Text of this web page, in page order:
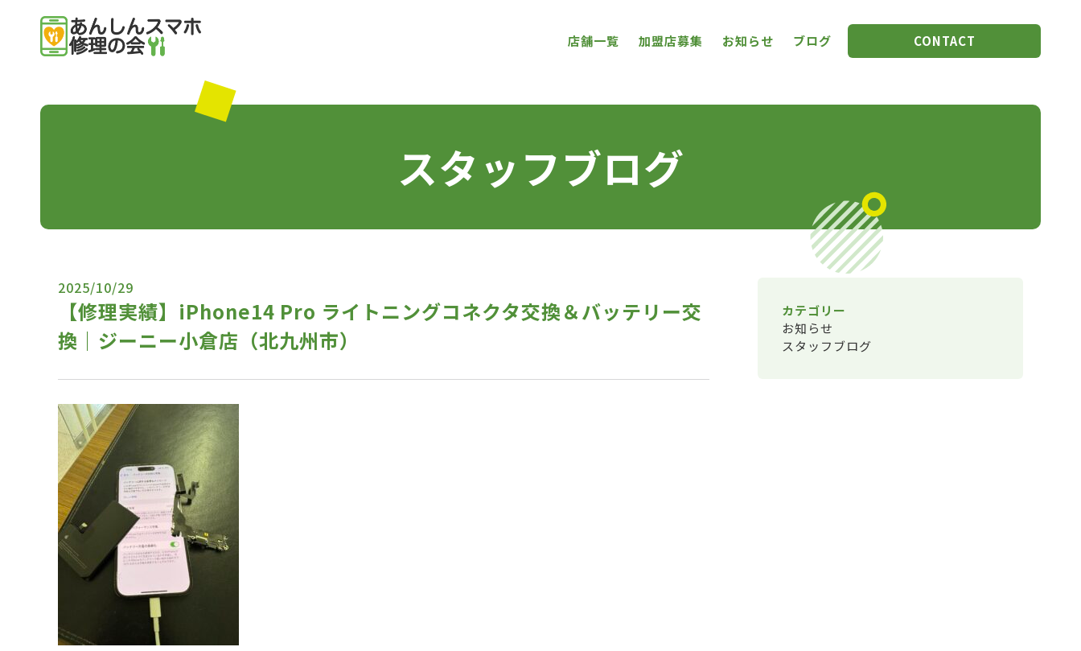
CONTACT
店舗一覧 加盟店募集 お知らせ ブログ
スタッフブログ
2025/10/29
【修理実績】iPhone14 Pro ライトニングコネクタ交換＆バッテリー交
換｜ジーニー小倉店（北九州市）
カテゴリー
お知らせ
スタッフブログ